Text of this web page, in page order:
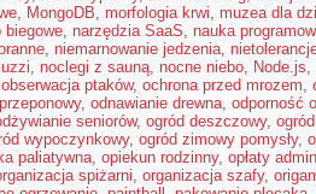
, MongoDB, morfologia krwi, muzea dla
biegowe, narzędzia SaaS, nauka
, niemarnowanie jedzenia,
, noclegi z sauną, nocne niebo, Node.js,
obserwacja ptaków, ochrona przed mrozem,
, odnawianie drewna, odporność
seniorów, ogród deszczowy,
wypoczynkowy, ogród zimowy pomysły,
paliatywna, opiekun rodzinny, opłaty
spiżarni, organizacja szafy,